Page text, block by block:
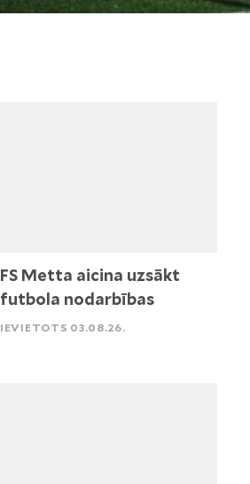
FS Metta aicina uzsākt
futbola nodarbības
IEVIETOTS 03.08.26.